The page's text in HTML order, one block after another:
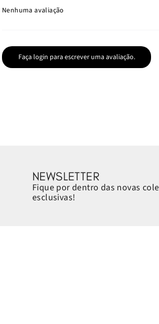
Faça login para escrever uma avaliação.
Nenhuma avaliação
NEWSLETTER
Fique por dentro das novas
esclusivas!